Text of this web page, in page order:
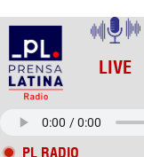
LIVE
PL RADIO